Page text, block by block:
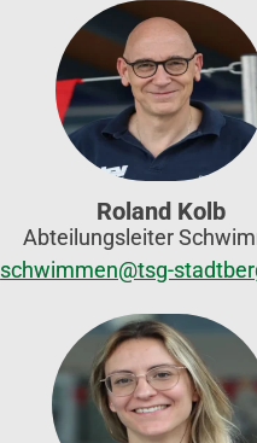
Roland Kolb
Abteilungsleiter
schwimmen@tsg-